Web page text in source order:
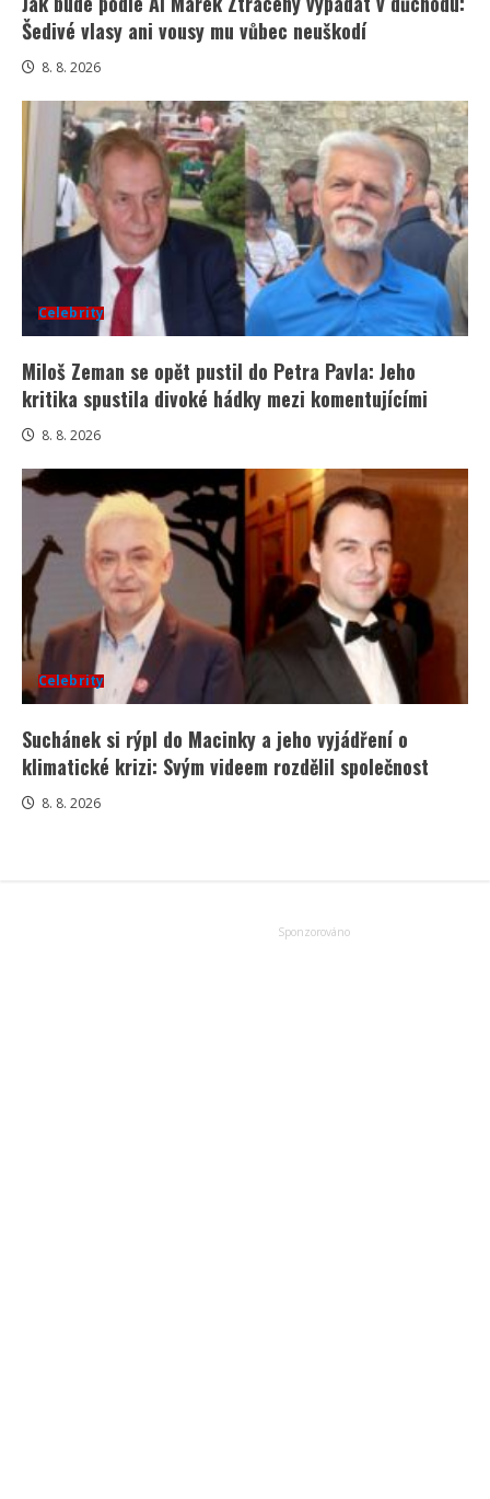
Šedivé vlasy ani vousy mu vůbec neuškodí
8. 8. 2026
Celebrity
Miloš Zeman se opět pustil do Petra Pavla: Jeho
kritika spustila divoké hádky mezi komentujícími
8. 8. 2026
Celebrity
Suchánek si rýpl do Macinky a jeho vyjádření o
klimatické krizi: Svým videem rozdělil společnost
8. 8. 2026